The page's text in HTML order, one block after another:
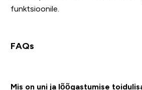
funktsioonile.
FAQs
Mis on uni ja lõõgastumise